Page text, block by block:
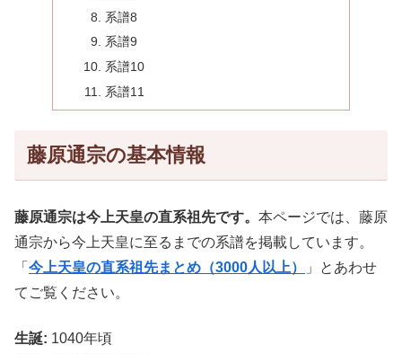
系譜8
系譜9
系譜10
系譜11
藤原通宗の基本情報
藤原通宗は今上天皇の直系祖先です。 本ページでは、藤原
通宗から今上天皇に至るまでの系譜を掲載しています。
「 今上天皇の直系祖先まとめ（3000人以上）
」とあわせ
てご覧ください。
生誕: 1040年頃